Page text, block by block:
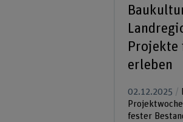
erleben
02.12.2025
fester